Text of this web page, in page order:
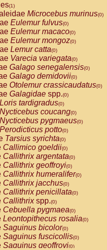
(1)
Microcebus murinus(0)
Eulemur fulvus(0)
Eulemur macaco(0)
Eulemur mongoz(0)
Lemur catta(0)
Varecia variegata(0)
Galago senegalensis(0)
Galago demidovii(0)
Otolemur crassicaudatus(0)
Galagidae spp.(0)
Loris tardigradus(0)
Nycticebus coucang(0)
Nycticebus pygmaeus(0)
Perodicticus potto(0)
Tarsius syrichta(0)
Callimico goeldii(0)
Callithrix argentata(0)
Callithrix geoffroyi(0)
Callithrix humeralifer(0)
Callithrix jacchus(0)
Callithrix penicillata(0)
Callithrixspp.(0)
Cebuella pygmaea(0)
Leontopithecus rosalia(0)
Saguinus bicolor(0)
Saguinus fuscicollis(0)
Saguinus geoffroyi(0)